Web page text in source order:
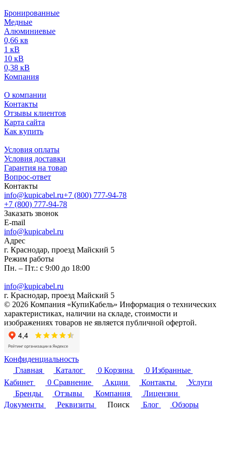
Бронированные
Медные
Алюминиевые
0,66 кв
1 кВ
10 кВ
0,38 кВ
Компания
О компании
Контакты
Отзывы клиентов
Карта сайта
Как купить
Условия оплаты
Условия доставки
Гарантия на товар
Вопрос-ответ
Контакты
info@kupicabel.ru+7 (800) 777-94-78
+7 (800) 777-94-78
Заказать звонок
E-mail
info@kupicabel.ru
Адрес
г. Краснодар, проезд Майский 5
Режим работы
Пн. – Пт.: с 9:00 до 18:00
info@kupicabel.ru
г. Краснодар, проезд Майский 5
© 2026 Компания «КупиКабель» Информация о технических
характеристиках, наличии на складе, стоимости и
изображениях товаров не является публичной офертой.
Конфиденциальность
Главная
Каталог 0 Корзина 0 Избранные
Кабинет
0 Сравнение Акции Контакты
Услуги
Бренды
Отзывы Компания
Лицензии
Документы
Реквизиты Поиск Блог Обзоры